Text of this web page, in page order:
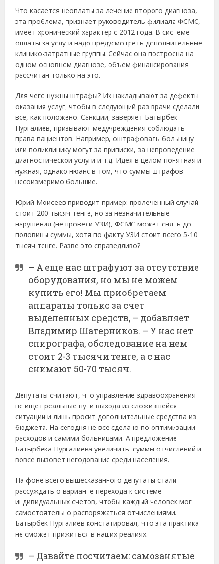
Что касается неоплаты за лечение второго диагноза,
эта проблема, признает руководитель филиала ФСМС,
имеет хронический характер с 2012 года. В системе
оплаты за услуги надо предусмотреть дополнительные
клинико-затратные группы. Сейчас она построена на
одном основном диагнозе, объем финансирования
рассчитан только на это.
Для чего нужны штрафы? Их накладывают за дефекты
оказания услуг, чтобы в следующий раз врачи сделали
все, как положено. Санкции, заверяет Батырбек
Нургалиев, призывают медучреждения соблюдать
права пациентов. Например, оштрафовать больницу
или поликлинику могут за приписки, за непроведение
диагностической услуги и т.д. Идея в целом понятная и
нужная, однако нюанс в том, что суммы штрафов
несоизмеримо большие.
Юрий Моисеев приводит пример: пролеченный случай
стоит 200 тысяч тенге, но за незначительные
нарушения (не провели УЗИ), ФСМС может снять до
половины суммы, хотя по факту УЗИ стоит всего 5-10
тысяч тенге. Разве это справедливо?
– А еще нас штрафуют за отсутствие
оборудования, но мы не можем
купить его! Мы приобретаем
аппараты только за счет
выделенных средств, – добавляет
Владимир Шатерников. – У нас нет
спирографа, обследование на нем
стоит 2-3 тысячи тенге, а с нас
снимают 50-70 тысяч.
Депутаты считают, что управление здравоохранения
не ищет реальные пути выхода из сложившейся
ситуации и лишь просит дополнительные средства из
бюджета. На сегодня не все сделано по оптимизации
расходов и самими больницами. А предложение
Батырбека Нургалиева увеличить суммы отчислений и
вовсе вызовет негодование среди населения.
На фоне всего вышесказанного депутаты стали
рассуждать о варианте перехода к системе
индивидуальных счетов, чтобы каждый человек мог
самостоятельно распоряжаться отчислениями.
Батырбек Нургалиев констатировал, что эта практика
не сможет прижиться в наших реалиях.
– Давайте посчитаем: самозанятые